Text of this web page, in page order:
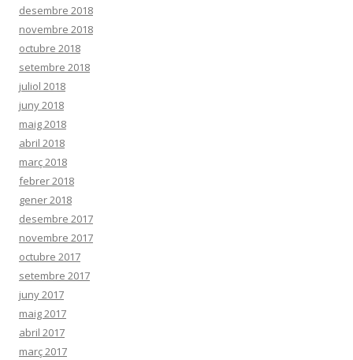
desembre 2018
novembre 2018
octubre 2018
setembre 2018
juliol 2018
juny 2018
maig 2018
abril 2018
març 2018
febrer 2018
gener 2018
desembre 2017
novembre 2017
octubre 2017
setembre 2017
juny 2017
maig 2017
abril 2017
març 2017